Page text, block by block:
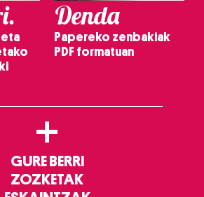
eta
Denda
Papereko zenbakiak
PDF formatuan
+
GURE BERRI
ZOZKETAK